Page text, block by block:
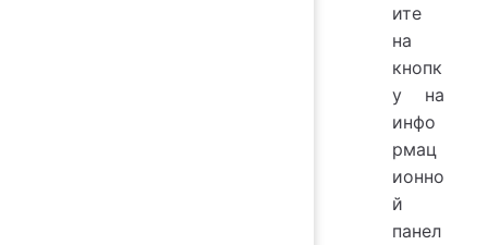
ите
на
кнопк
у на
инфо
рмац
ионно
й
панел